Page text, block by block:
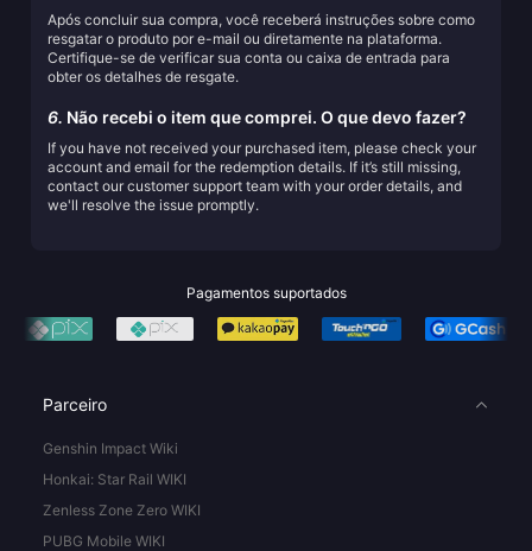
Após concluir sua compra, você receberá instruções sobre como
resgatar o produto por e-mail ou diretamente na plataforma.
Certifique-se de verificar sua conta ou caixa de entrada para
obter os detalhes de resgate.
6. Não recebi o item que comprei. O que devo fazer?
If you have not received your purchased item, please check your
account and email for the redemption details. If it’s still missing,
contact our customer support team with your order details, and
we'll resolve the issue promptly.
Pagamentos suportados
Parceiro
Genshin Impact Wiki
Honkai: Star Rail WIKI
Zenless Zone Zero WIKI
PUBG Mobile WIKI